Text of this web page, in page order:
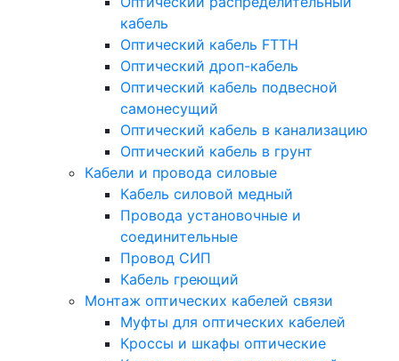
кабель
Оптический кабель FTTH
Оптический дроп-кабель
Оптический кабель подвесной
самонесущий
Оптический кабель в канализацию
Оптический кабель в грунт
Кабели и провода силовые
Кабель силовой медный
Провода установочные и
соединительные
Провод СИП
Кабель греющий
Монтаж оптических кабелей связи
Муфты для оптических кабелей
Кроссы и шкафы оптические